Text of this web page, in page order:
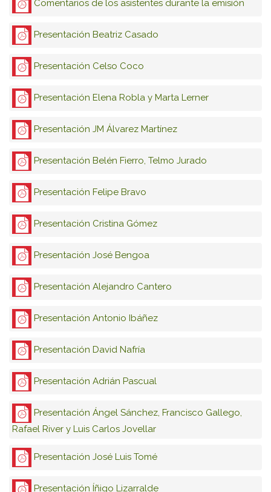
Comentarios de los asistentes durante la emisión
Presentación Beatriz Casado
Presentación Celso Coco
Presentación Elena Robla y Marta Lerner
Presentación JM Álvarez Martínez
Presentación Belén Fierro, Telmo Jurado
Presentación Felipe Bravo
Presentación Cristina Gómez
Presentación José Bengoa
Presentación Alejandro Cantero
Presentación Antonio Ibáñez
Presentación David Nafría
Presentación Adrián Pascual
Presentación Ángel Sánchez, Francisco Gallego,
Rafael River y Luis Carlos Jovellar
Presentación José Luis Tomé
Presentación Íñigo Lizarralde